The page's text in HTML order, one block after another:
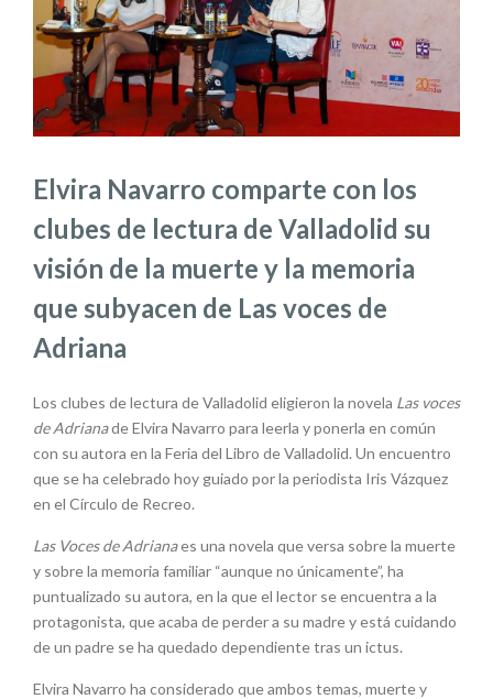
Elvira Navarro comparte con los
clubes de lectura de Valladolid su
visión de la muerte y la memoria
que subyacen de Las voces de
Adriana
Los clubes de lectura de Valladolid eligieron la novela Las voces
de Adrianade Elvira Navarro para leerla y ponerla en común
con su autora en la Feria del Libro de Valladolid. Un encuentro
que se ha celebrado hoy guiado por la periodista Iris Vázquez
en el Círculo de Recreo.
Las Voces de Adrianaes una novela que versa sobre la muerte
y sobre la memoria familiar “aunque no únicamente”, ha
puntualizado su autora, en la que el lector se encuentra a la
protagonista, que acaba de perder a su madre y está cuidando
de un padre se ha quedado dependiente tras un ictus.
Elvira Navarro ha considerado que ambos temas, muerte y